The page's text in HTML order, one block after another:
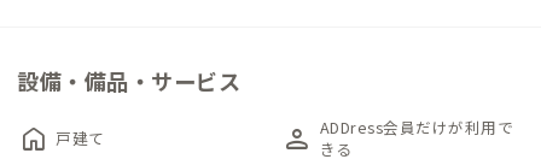
リノベーション。共有のリビング・キッチンなども利用可能、広
設備・備品・サービス
home 戸建て person ADDress会員だけが利用で
きる